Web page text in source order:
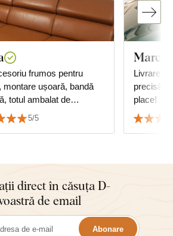
frumos pentru
montare ușoară, bandă
totul ambalat de
5/5
Marco
Livrare
precisă
place!
direct în căsuța D-
de email
Abonare